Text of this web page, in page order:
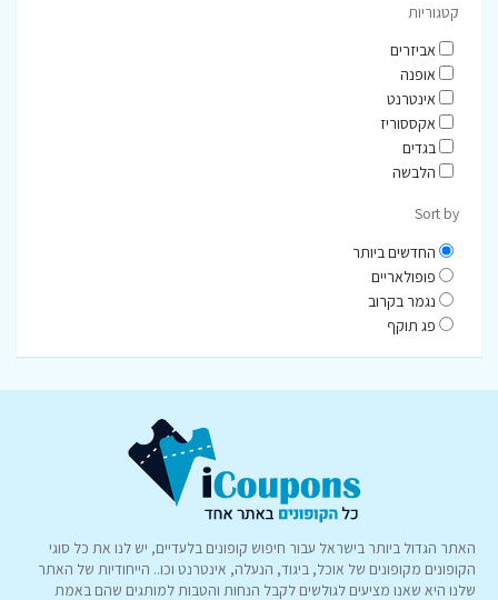
קטגוריות
אביזרים
אופנה
אינטרנט
אקססוריז
בגדים
הלבשה
Sort by
החדשים ביותר
פופולאריים
נגמר בקרוב
פג תוקף
האתר הגדול ביותר בישראל עבור חיפוש קופונים בלעדיים, יש לנו את כל סוגי
הקופונים מקופונים של אוכל, ביגוד, הנעלה, אינטרנט וכו.. הייחודיות של האתר
שלנו היא שאנו מציעים לגולשים לקבל הנחות והטבות למותגים שהם באמת